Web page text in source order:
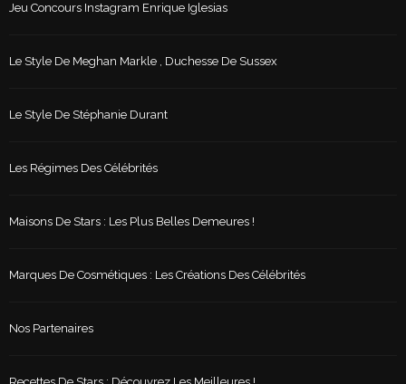
Jeu Concours Instagram Enrique Iglesias
Le Style De Meghan Markle , Duchesse De Sussex
Le Style De Stéphanie Durant
Les Régimes Des Célébrités
Maisons De Stars : Les Plus Belles Demeures !
Marques De Cosmétiques : Les Créations Des Célébrités
Nos Partenaires